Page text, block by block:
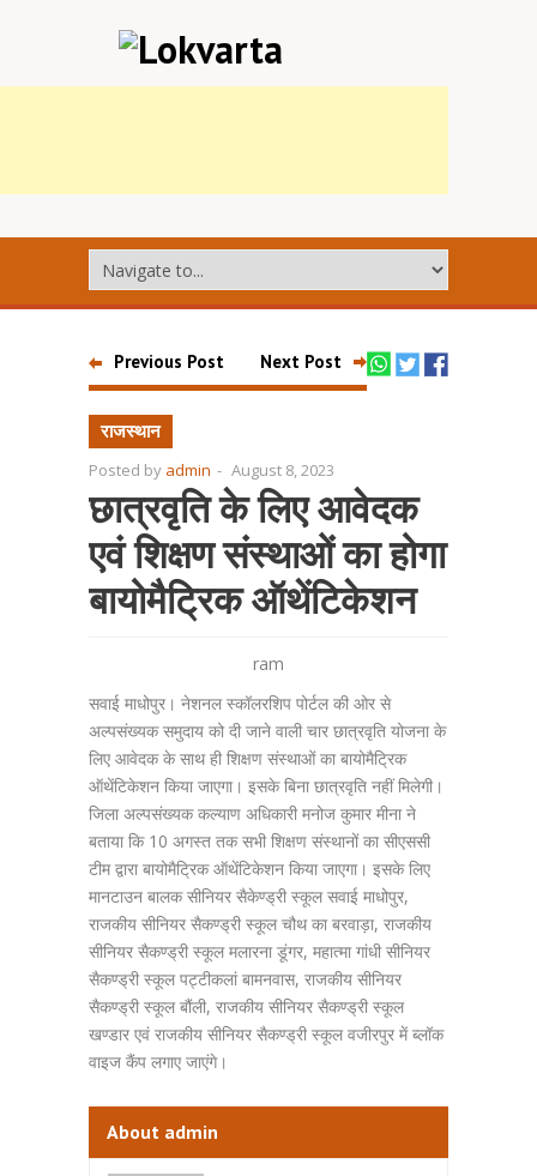
Previous Post Next Post
राजस्थान
Posted by admin - August 8, 2023
छात्रवृति के लिए आवेदक
एवं शिक्षण संस्थाओं का होगा
बायोमैट्रिक ऑथेंटिकेशन
ram
सवाई माधोपुर। नेशनल स्कॉलरशिप पोर्टल की ओर से
अल्पसंख्यक समुदाय को दी जाने वाली चार छात्रवृति योजना के
लिए आवेदक के साथ ही शिक्षण संस्थाओं का बायोमैट्रिक
ऑथेंटिकेशन किया जाएगा। इसके बिना छात्रवृति नहीं मिलेगी।
जिला अल्पसंख्यक कल्याण अधिकारी मनोज कुमार मीना ने
बताया कि 10 अगस्त तक सभी शिक्षण संस्थानों का सीएससी
टीम द्वारा बायोमैट्रिक ऑथेंटिकेशन किया जाएगा। इसके लिए
मानटाउन बालक सीनियर सैकेण्ड्री स्कूल सवाई माधोपुर,
राजकीय सीनियर सैकण्ड्री स्कूल चौथ का बरवाड़ा, राजकीय
सीनियर सैकण्ड्री स्कूल मलारना डूंगर, महात्मा गांधी सीनियर
सैकण्ड्री स्कूल पट्टीकलां बामनवास, राजकीय सीनियर
सैकण्ड्री स्कूल बौंली, राजकीय सीनियर सैकण्ड्री स्कूल
खण्डार एवं राजकीय सीनियर सैकण्ड्री स्कूल वजीरपुर में ब्लॉक
वाइज कैंप लगाए जाएंगे।
About admin